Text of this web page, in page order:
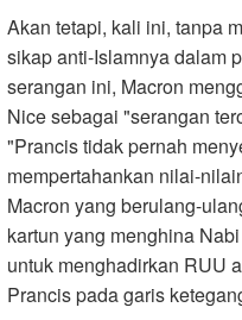
Akan tetapi, kali ini, tanpa
sikap anti-Islamnya dalam
serangan ini, Macron
Nice sebagai "serangan
"Prancis tidak pernah
mempertahankan nilai-
Macron yang berulang-
kartun yang menghina
untuk menghadirkan RUU
Prancis pada garis